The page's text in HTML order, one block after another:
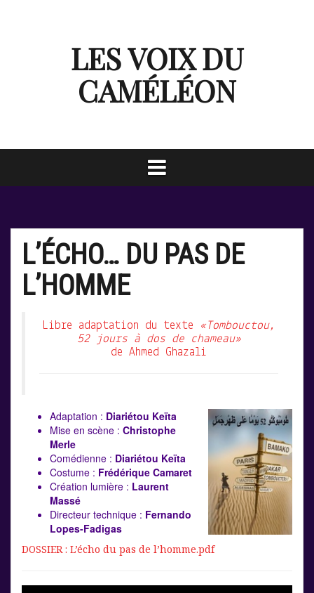
e
LES VOIX DU
CAMÉLÉON
L’ÉCHO… DU PAS DE
L’HOMME
Libre adaptation du texte
«Tombouctou,
52 jours à dos de chameau»
de Ahmed Ghazali
Adaptation : Diariétou Keïta
Mise en scène : Christophe
Merle
Comédienne : Diariétou Keïta
Costume : Frédérique Camaret
Création lumière : Laurent
Massé
Directeur technique : Fernando
Lopes-Fadigas
DOSSIER : L’écho du pas de l’homme.pdf